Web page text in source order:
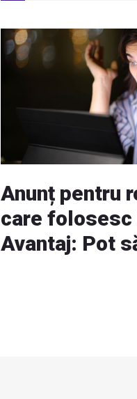
Anunț pentru
care folosesc
Avantaj: Pot